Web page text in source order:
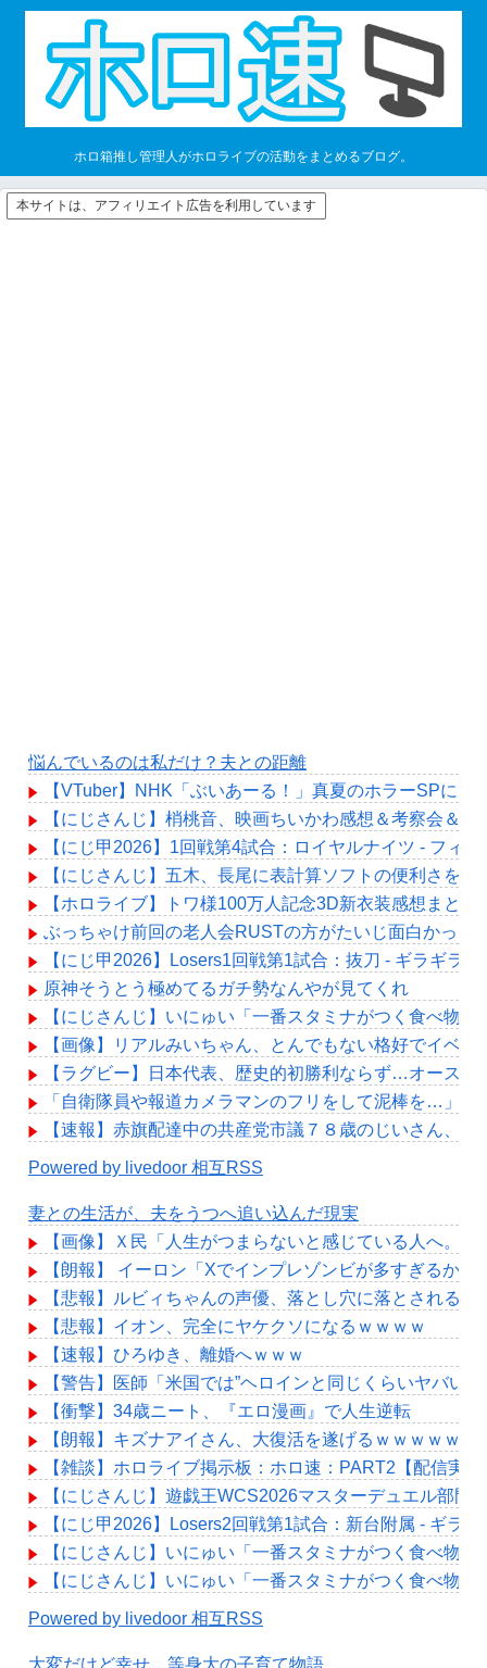
ホロ箱推し管理人がホロライブの活動をまとめるブログ。
本サイトは、アフィリエイト広告を利用しています
悩んでいるのは私だけ？夫との距離
【VTuber】NHK「ぶいあーる！」真夏のホラーSPに
【にじさんじ】梢桃音、映画ちいかわ感想＆考察会＆
【にじ甲2026】1回戦第4試合：ロイヤルナイツ - フィ
【にじさんじ】五木、長尾に表計算ソフトの便利さを
【ホロライブ】トワ様100万人記念3D新衣装感想まとめ
ぶっちゃけ前回の老人会RUSTの方がたいじ面白かった
【にじ甲2026】Losers1回戦第1試合：抜刀 - ギラギラ
原神そうとう極めてるガチ勢なんやが見てくれ
【にじさんじ】いにゅい「一番スタミナがつく食べ物を
【画像】リアルみいちゃん、とんでもない格好でイベ
【ラグビー】日本代表、歴史的初勝利ならず…オースト
「自衛隊員や報道カメラマンのフリをして泥棒を…」
【速報】赤旗配達中の共産党市議７８歳のじいさん、
Powered by livedoor 相互RSS
妻との生活が、夫をうつへ追い込んだ現実
【画像】Ｘ民「人生がつまらないと感じている人へ。
【朗報】 イーロン「Xでインプレゾンビが多すぎるか
【悲報】ルビィちゃんの声優、落とし穴に落とされる・
【悲報】イオン、完全にヤケクソになるｗｗｗｗ
【速報】ひろゆき、離婚へｗｗｗ
【警告】医師「米国では”ヘロインと同じくらいヤバい
【衝撃】34歳ニート、『エロ漫画』で人生逆転
【朗報】キズナアイさん、大復活を遂げるｗｗｗｗｗｗ
【雑談】ホロライブ掲示板：ホロ速：PART2【配信実況
【にじさんじ】遊戯王WCS2026マスターデュエル部
【にじ甲2026】Losers2回戦第1試合：新台附属 - ギラ
【にじさんじ】いにゅい「一番スタミナがつく食べ物を
【にじさんじ】いにゅい「一番スタミナがつく食べ物を
Powered by livedoor 相互RSS
大変だけど幸せ。等身大の子育て物語。